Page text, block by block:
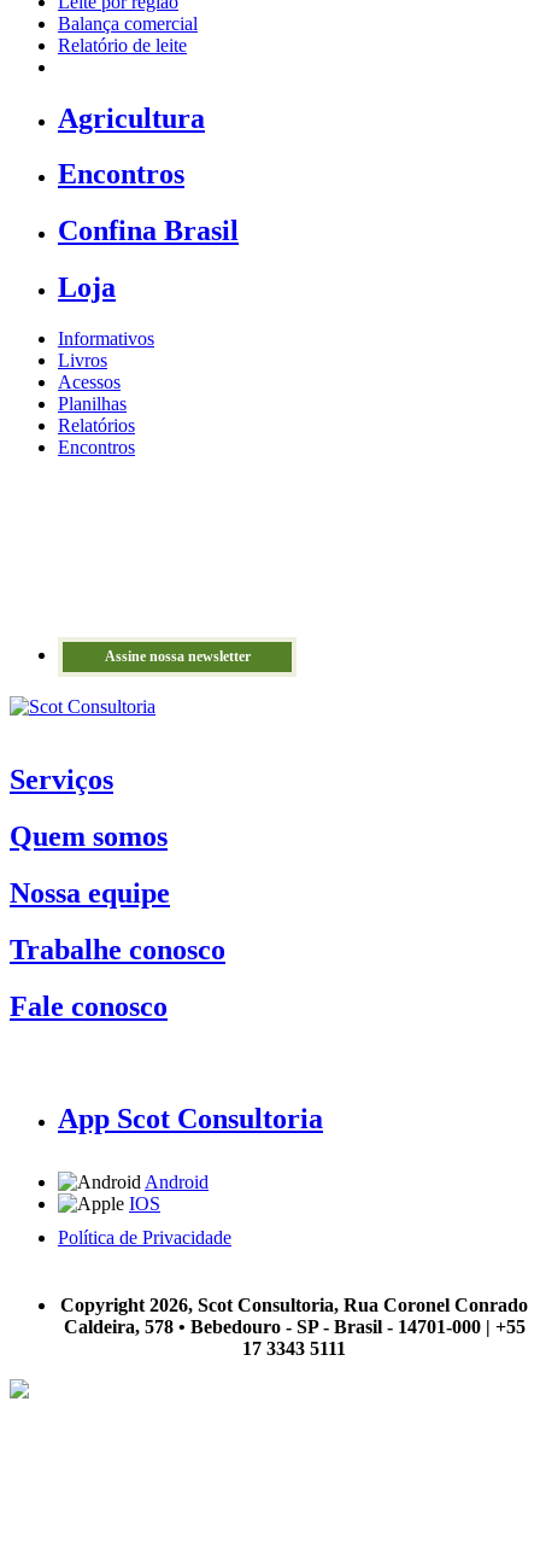
Balança comercial
Relatório de leite
Agricultura
Encontros
Confina Brasil
Loja
Informativos
Livros
Acessos
Planilhas
Relatórios
Encontros
Assine nossa newsletter
Serviços
Quem somos
Nossa equipe
Trabalhe conosco
Fale conosco
App Scot Consultoria
Android
IOS
Política de Privacidade
Copyright 2026, Scot Consultoria, Rua Coronel Conrado
Caldeira, 578 • Bebedouro - SP - Brasil - 14701-000 | +55
17 3343 5111